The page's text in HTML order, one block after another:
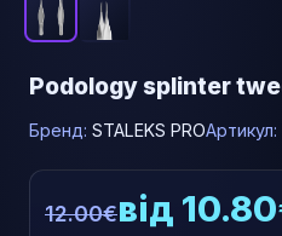
Podology splinter
Бренд: STALEKS PROАртикул:
12.00€від